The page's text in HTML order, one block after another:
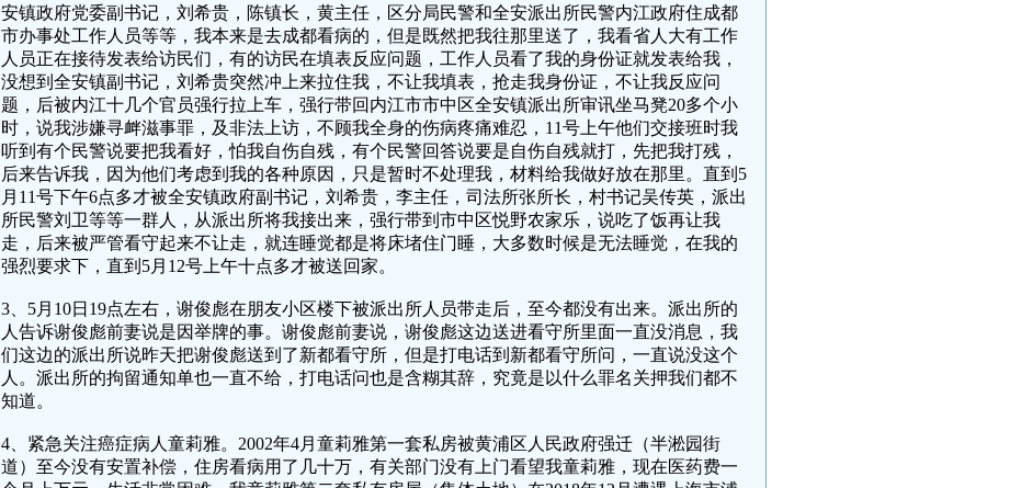
安镇政府党委副书记，刘希贵，陈镇长，黄主任，区分局民警和全安派出所民警内江政府住成都
市办事处工作人员等等，我本来是去成都看病的，但是既然把我往那里送了，我看省人大有工作
人员正在接待发表给访民们，有的访民在填表反应问题，工作人员看了我的身份证就发表给我，
没想到全安镇副书记，刘希贵突然冲上来拉住我，不让我填表，抢走我身份证，不让我反应问
题，后被内江十几个官员强行拉上车，强行带回内江市市中区全安镇派出所审讯坐马凳20多个小
时，说我涉嫌寻衅滋事罪，及非法上访，不顾我全身的伤病疼痛难忍，11号上午他们交接班时我
听到有个民警说要把我看好，怕我自伤自残，有个民警回答说要是自伤自残就打，先把我打残，
后来告诉我，因为他们考虑到我的各种原因，只是暂时不处理我，材料给我做好放在那里。直到5
月11号下午6点多才被全安镇政府副书记，刘希贵，李主任，司法所张所长，村书记吴传英，派出
所民警刘卫等等一群人，从派出所将我接出来，强行带到市中区悦野农家乐，说吃了饭再让我
走，后来被严管看守起来不让走，就连睡觉都是将床堵住门睡，大多数时候是无法睡觉，在我的
强烈要求下，直到5月12号上午十点多才被送回家。
3、5月10日19点左右，谢俊彪在朋友小区楼下被派出所人员带走后，至今都没有出来。派出所的
人告诉谢俊彪前妻说是因举牌的事。谢俊彪前妻说，谢俊彪这边送进看守所里面一直没消息，我
们这边的派出所说昨天把谢俊彪送到了新都看守所，但是打电话到新都看守所问，一直说没这个
人。派出所的拘留通知单也一直不给，打电话问也是含糊其辞，究竟是以什么罪名关押我们都不
知道。
4、紧急关注癌症病人童莉雅。2002年4月童莉雅第一套私房被黄浦区人民政府强迁（半淞园街
道）至今没有安置补偿，住房看病用了几十万，有关部门没有上门看望我童莉雅，现在医药费一